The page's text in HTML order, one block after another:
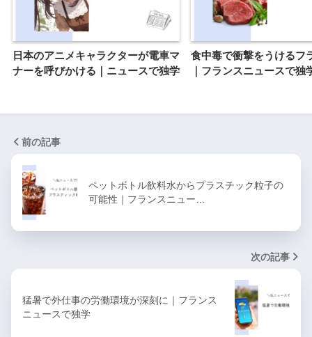
日本のアニメキャラクターが電車マ
ナーを呼びかける｜ニュースで独学
食中毒で衝撃をうけるフ
｜フランスニュースで独
前の記事
ペットボトル飲料水からプラスチック粒子の
可能性｜フランスニュー…
次の記事
猛暑で外仕事の労働環境が深刻に｜フランス
ニュースで独学